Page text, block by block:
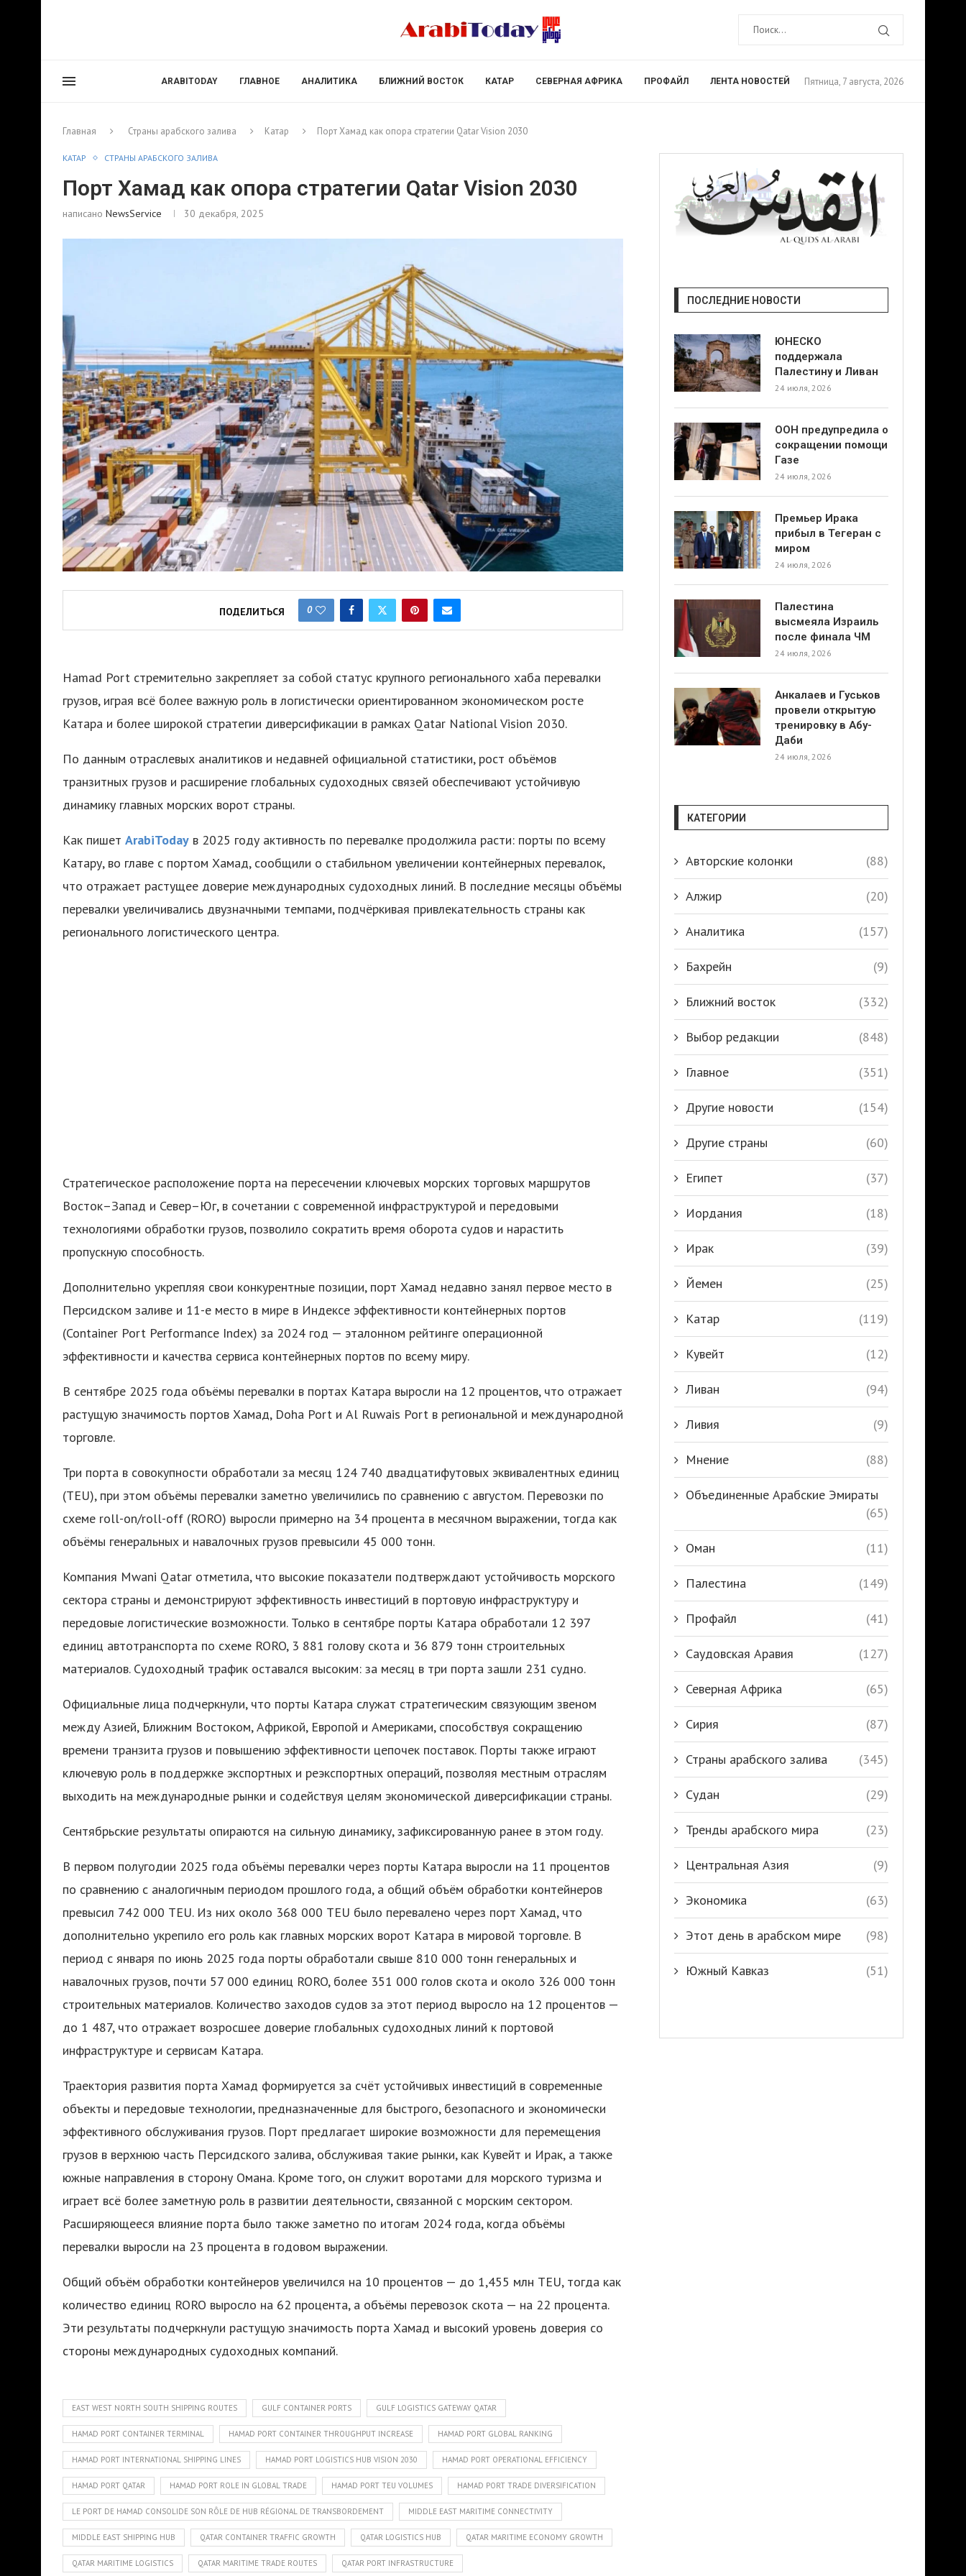
ARABITODAY ГЛАВНОЕ АНАЛИТИКА БЛИЖНИЙ ВОСТОК КАТАР СЕВЕРНАЯ АФРИКА ПРОФАЙЛ ЛЕНТА НОВОСТЕЙ Пятница, 7 августа, 2026
Главная Страны арабского залива Катар Порт Хамад как опора стратегии Qatar Vision 2030
КАТАР СТРАНЫ АРАБСКОГО ЗАЛИВА
Порт Хамад как опора стратегии Qatar Vision 2030
написано NewsService 30 декабря, 2025
ПОДЕЛИТЬСЯ 0
Hamad Port стремительно закрепляет за собой статус крупного регионального хаба перевалки
грузов, играя всё более важную роль в логистически ориентированном экономическом росте
Катара и более широкой стратегии диверсификации в рамках Qatar National Vision 2030.
По данным отраслевых аналитиков и недавней официальной статистики, рост объёмов
транзитных грузов и расширение глобальных судоходных связей обеспечивают устойчивую
динамику главных морских ворот страны.
Как пишет ArabiToday в 2025 году активность по перевалке продолжила расти: порты по всему
Катару, во главе с портом Хамад, сообщили о стабильном увеличении контейнерных перевалок,
что отражает растущее доверие международных судоходных линий. В последние месяцы объёмы
перевалки увеличивались двузначными темпами, подчёркивая привлекательность страны как
регионального логистического центра.
Стратегическое расположение порта на пересечении ключевых морских торговых маршрутов
Восток–Запад и Север–Юг, в сочетании с современной инфраструктурой и передовыми
технологиями обработки грузов, позволило сократить время оборота судов и нарастить
пропускную способность.
Дополнительно укрепляя свои конкурентные позиции, порт Хамад недавно занял первое место в
Персидском заливе и 11-е место в мире в Индексе эффективности контейнерных портов
(Container Port Performance Index) за 2024 год — эталонном рейтинге операционной
эффективности и качества сервиса контейнерных портов по всему миру.
В сентябре 2025 года объёмы перевалки в портах Катара выросли на 12 процентов, что отражает
растущую значимость портов Хамад, Doha Port и Al Ruwais Port в региональной и международной
торговле.
Три порта в совокупности обработали за месяц 124 740 двадцатифутовых эквивалентных единиц
(TEU), при этом объёмы перевалки заметно увеличились по сравнению с августом. Перевозки по
схеме roll-on/roll-off (RORO) выросли примерно на 34 процента в месячном выражении, тогда как
объёмы генеральных и навалочных грузов превысили 45 000 тонн.
Компания Mwani Qatar отметила, что высокие показатели подтверждают устойчивость морского
сектора страны и демонстрируют эффективность инвестиций в портовую инфраструктуру и
передовые логистические возможности. Только в сентябре порты Катара обработали 12 397
единиц автотранспорта по схеме RORO, 3 881 голову скота и 36 879 тонн строительных
материалов. Судоходный трафик оставался высоким: за месяц в три порта зашли 231 судно.
Официальные лица подчеркнули, что порты Катара служат стратегическим связующим звеном
между Азией, Ближним Востоком, Африкой, Европой и Америками, способствуя сокращению
времени транзита грузов и повышению эффективности цепочек поставок. Порты также играют
ключевую роль в поддержке экспортных и реэкспортных операций, позволяя местным отраслям
выходить на международные рынки и содействуя целям экономической диверсификации страны.
Сентябрьские результаты опираются на сильную динамику, зафиксированную ранее в этом году.
В первом полугодии 2025 года объёмы перевалки через порты Катара выросли на 11 процентов
по сравнению с аналогичным периодом прошлого года, а общий объём обработки контейнеров
превысил 742 000 TEU. Из них около 368 000 TEU было перевалено через порт Хамад, что
дополнительно укрепило его роль как главных морских ворот Катара в мировой торговле. В
период с января по июнь 2025 года порты обработали свыше 810 000 тонн генеральных и
навалочных грузов, почти 57 000 единиц RORO, более 351 000 голов скота и около 326 000 тонн
строительных материалов. Количество заходов судов за этот период выросло на 12 процентов —
до 1 487, что отражает возросшее доверие глобальных судоходных линий к портовой
инфраструктуре и сервисам Катара.
Траектория развития порта Хамад формируется за счёт устойчивых инвестиций в современные
объекты и передовые технологии, предназначенные для быстрого, безопасного и экономически
эффективного обслуживания грузов. Порт предлагает широкие возможности для перемещения
грузов в верхнюю часть Персидского залива, обслуживая такие рынки, как Кувейт и Ирак, а также
южные направления в сторону Омана. Кроме того, он служит воротами для морского туризма и
играет всё более заметную роль в развитии деятельности, связанной с морским сектором.
Расширяющееся влияние порта было также заметно по итогам 2024 года, когда объёмы
перевалки выросли на 23 процента в годовом выражении.
Общий объём обработки контейнеров увеличился на 10 процентов — до 1,455 млн TEU, тогда как
количество единиц RORO выросло на 62 процента, а объёмы перевозок скота — на 22 процента.
Эти результаты подчеркнули растущую значимость порта Хамад и высокий уровень доверия со
стороны международных судоходных компаний.
EAST WEST NORTH SOUTH SHIPPING ROUTES GULF CONTAINER PORTS GULF LOGISTICS GATEWAY QATAR
HAMAD PORT CONTAINER TERMINAL HAMAD PORT CONTAINER THROUGHPUT INCREASE HAMAD PORT GLOBAL RANKING
HAMAD PORT INTERNATIONAL SHIPPING LINES HAMAD PORT LOGISTICS HUB VISION 2030 HAMAD PORT OPERATIONAL EFFICIENCY
HAMAD PORT QATAR HAMAD PORT ROLE IN GLOBAL TRADE HAMAD PORT TEU VOLUMES HAMAD PORT TRADE DIVERSIFICATION
LE PORT DE HAMAD CONSOLIDE SON RÔLE DE HUB RÉGIONAL DE TRANSBORDEMENT MIDDLE EAST MARITIME CONNECTIVITY
MIDDLE EAST SHIPPING HUB QATAR CONTAINER TRAFFIC GROWTH QATAR LOGISTICS HUB QATAR MARITIME ECONOMY GROWTH
QATAR MARITIME LOGISTICS QATAR MARITIME TRADE ROUTES QATAR PORT INFRASTRUCTURE
ПОСЛЕДНИЕ НОВОСТИ
ЮНЕСКО
поддержала
Палестину и Ливан
24 июля, 2026
ООН предупредила о
сокращении помощи
Газе
24 июля, 2026
Премьер Ирака
прибыл в Тегеран с
миром
24 июля, 2026
Палестина
высмеяла Израиль
после финала ЧМ
24 июля, 2026
Анкалаев и Гуськов
провели открытую
тренировку в Абу-
Даби
24 июля, 2026
КАТЕГОРИИ
Авторские колонки (88)
Алжир (20)
Аналитика (157)
Бахрейн (9)
Ближний восток (332)
Выбор редакции (848)
Главное (351)
Другие новости (154)
Другие страны (60)
Египет (37)
Иордания (18)
Ирак (39)
Йемен (25)
Катар (119)
Кувейт (12)
Ливан (94)
Ливия (9)
Мнение (88)
Объединенные Арабские Эмираты
(65)
Оман (11)
Палестина (149)
Профайл (41)
Саудовская Аравия (127)
Северная Африка (65)
Сирия (87)
Страны арабского залива (345)
Судан (29)
Тренды арабского мира (23)
Центральная Азия (9)
Экономика (63)
Этот день в арабском мире (98)
Южный Кавказ (51)